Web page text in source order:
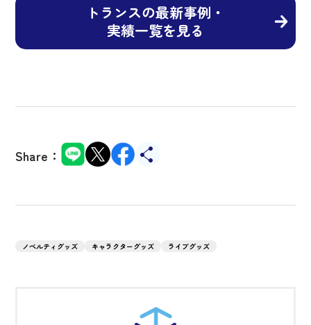
トランスの最新事例・
実績一覧を見る
Share：
ノベルティグッズ キャラクターグッズ ライブグッズ